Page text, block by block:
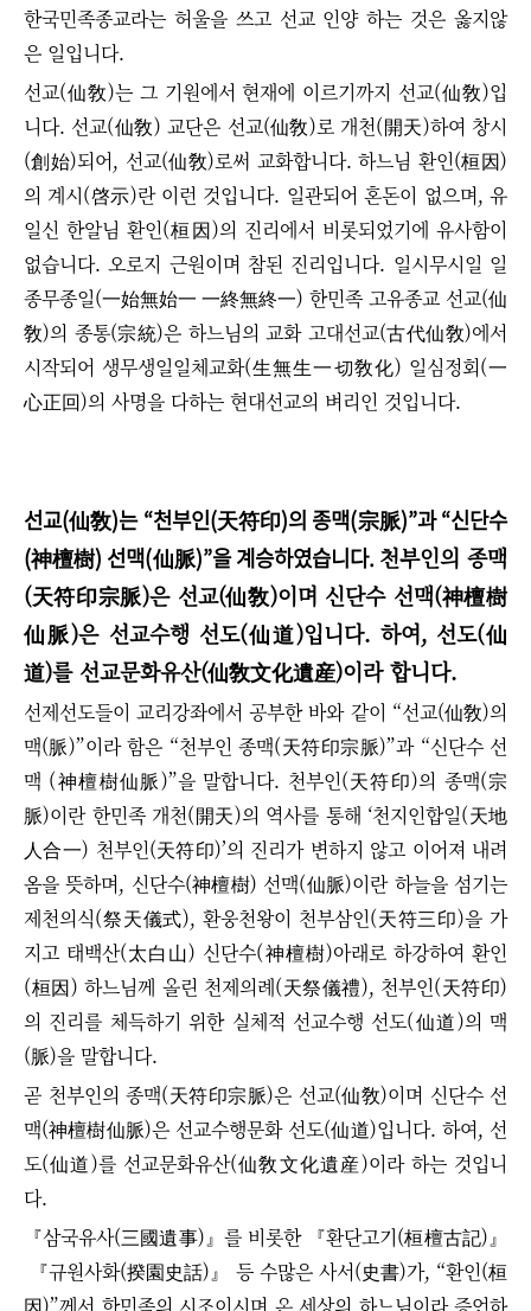
한국민족종교라는 허울을 쓰고 선교 인양 하는 것은 옳지않
은 일입니다.
선교(仙敎)는 그 기원에서 현재에 이르기까지 선교(仙敎)입
니다. 선교(仙敎) 교단은 선교(仙敎)로 개천(開天)하여 창시
(創始)되어, 선교(仙敎)로써 교화합니다.하느님 환인(桓因)
의 계시(啓示)란 이런 것입니다. 일관되어 혼돈이 없으며, 유
일신 한알님 환인(桓因)의 진리에서 비롯되었기에 유사함이
없습니다. 오로지 근원이며 참된 진리입니다. 일시무시일 일
종무종일(一始無始一 一終無終一) 한민족 고유종교 선교(仙
敎)의 종통(宗統)은 하느님의 교화 고대선교(古代仙敎)에서
시작되어 생무생일일체교화(生無生一切敎化) 일심정회(一
心正回)의 사명을 다하는 현대선교의 벼리인 것입니다.
선교(仙敎)는“천부인(天符印)의 종맥(宗脈)”과“신단수
(神檀樹) 선맥(仙脈)”을 계승하였습니다. 천부인의 종맥
(天符印宗脈)은 선교(仙敎)이며 신단수 선맥(神檀樹
仙脈)은 선교수행 선도(仙道)입니다. 하여, 선도(仙
道)를 선교문화유산(仙敎文化遺産)이라 합니다.
선제선도들이 교리강좌에서 공부한 바와 같이 “선교(仙敎)의
맥(脈)”이라 함은 “천부인 종맥(天符印宗脈)”과 “신단수 선
맥 (神檀樹仙脈)”을 말합니다. 천부인(天符印)의 종맥(宗
脈)이란 한민족 개천(開天)의 역사를 통해 ‘천지인합일(天地
人合一) 천부인(天符印)’의 진리가 변하지 않고 이어져 내려
옴을 뜻하며, 신단수(神檀樹) 선맥(仙脈)이란 하늘을 섬기는
제천의식(祭天儀式), 환웅천왕이 천부삼인(天符三印)을 가
지고 태백산(太白山) 신단수(神檀樹)아래로 하강하여 환인
(桓因) 하느님께 올린 천제의례(天祭儀禮), 천부인(天符印)
의 진리를 체득하기 위한 실체적 선교수행 선도(仙道)의 맥
(脈)을 말합니다.
곧 천부인의 종맥(天符印宗脈)은 선교(仙敎)이며 신단수 선
맥(神檀樹仙脈)은 선교수행문화 선도(仙道)입니다. 하여, 선
도(仙道)를 선교문화유산(仙敎文化遺産)이라 하는 것입니
다.
『삼국유사(三國遺事)』를 비롯한 『환단고기(桓檀古記)』
『규원사화(揆園史話)』
등 수많은 사서(史書)가, “환인(桓
因)”께서 한민족의 시조이시며 온 세상의 하느님이라 증언하